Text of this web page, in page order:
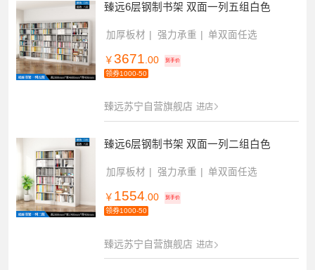
臻远6层钢制书架 双面一列五组白色
加厚板材 强力承重 单双面任选
￥ 3671 .00 到手价
领券1000-50
臻远苏宁自营旗舰店 进店
臻远6层钢制书架 双面一列二组白色
加厚板材 强力承重 单双面任选
￥ 1554.00 到手价
领券1000-50
臻远苏宁自营旗舰店 进店